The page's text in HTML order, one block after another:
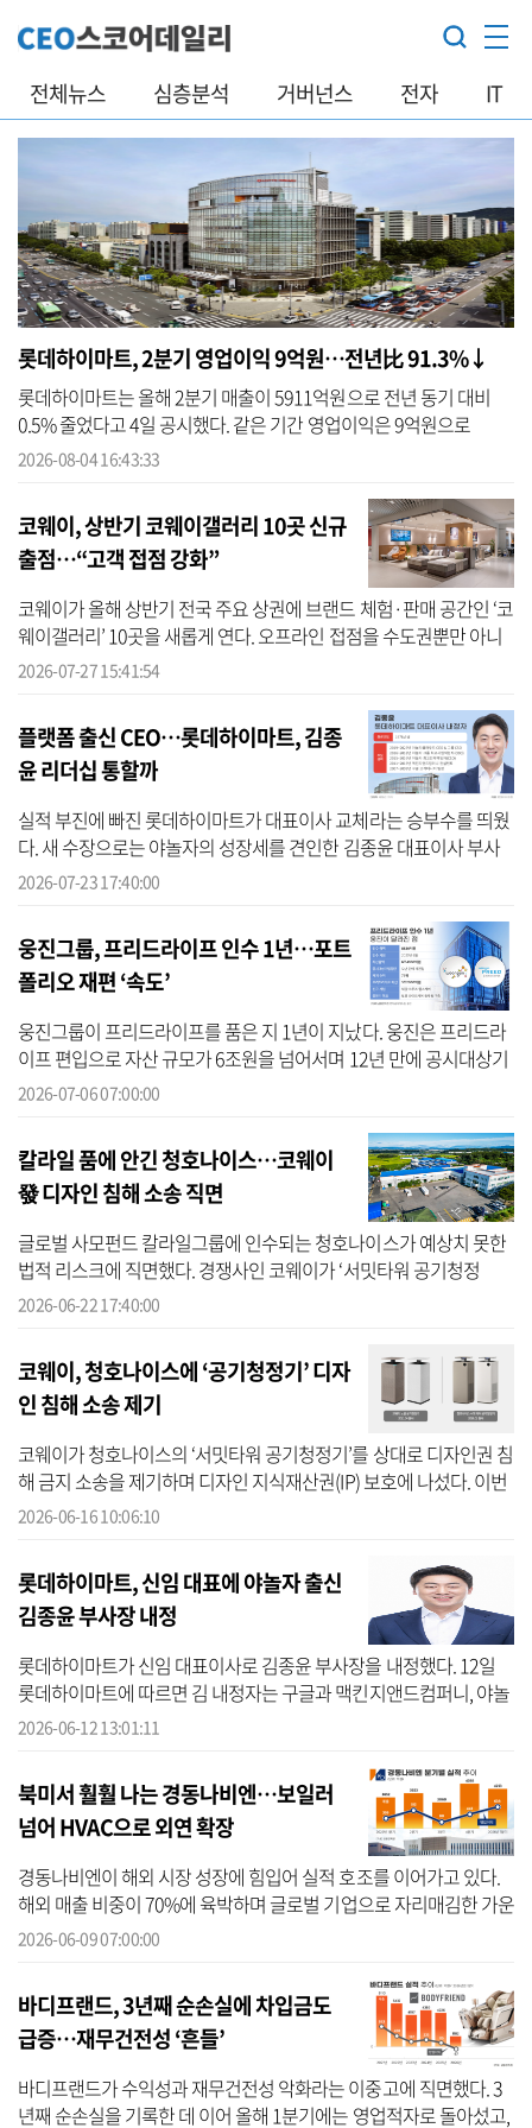
전체뉴스 심층분석 거버넌스 전자 IT
롯데하이마트, 2분기 영업이익 9억원…전년比 91.3%↓
롯데하이마트는 올해 2분기 매출이 5911억원으로 전년 동기 대비
0.5% 줄었다고 4일 공시했다. 같은 기간 영업이익은 9억원으로
91.3% 감소했다. 다만 지난해 2분기 일회성 요인으로 발생했던 부가
2026-08-04 16:43:33
코웨이, 상반기 코웨이갤러리 10곳 신규
출점…“고객 접점 강화”
코웨이가 올해 상반기 전국 주요 상권에 브랜드 체험·판매 공간인 ‘코
웨이갤러리’ 10곳을 새롭게 연다. 오프라인 접점을 수도권뿐만 아니
라 영남·호남 등 주요 거점 도시로 확대해 지역 고객과의 접점을 넓히
2026-07-27 15:41:54
플랫폼 출신 CEO…롯데하이마트, 김종
윤 리더십 통할까
실적 부진에 빠진 롯데하이마트가 대표이사 교체라는 승부수를 띄웠
다. 새 수장으로는 야놀자의 성장세를 견인한 김종윤 대표이사 부사
장이 내정됐다. 비(非)가전 출신인 김 내정자가 플랫폼 기업에서 쌓은
2026-07-23 17:40:00
웅진그룹, 프리드라이프 인수 1년…포트
폴리오 재편 ‘속도’
웅진그룹이 프리드라이프를 품은 지 1년이 지났다. 웅진은 프리드라
이프 편입으로 자산 규모가 6조원을 넘어서며 12년 만에 공시대상기
업집단에 재진입했다. 프리드라이프는 그룹의 새 캐시카우로 자리매
2026-07-06 07:00:00
칼라일 품에 안긴 청호나이스…코웨이
發 디자인 침해 소송 직면
글로벌 사모펀드 칼라일그룹에 인수되는 청호나이스가 예상치 못한
법적 리스크에 직면했다. 경쟁사인 코웨이가 ‘서밋타워 공기청정
기’를 상대로 디자인권 침해금지 소송을 제기하면서다. 업계에서는
2026-06-22 17:40:00
코웨이, 청호나이스에 ‘공기청정기’ 디자
인 침해 소송 제기
코웨이가 청호나이스의 ‘서밋타워 공기청정기’를 상대로 디자인권 침
해 금지 소송을 제기하며 디자인 지식재산권(IP) 보호에 나섰다. 이번
소송은 코웨이가 지난 1월 신설한 디자인 모니터링 태스크포스(TF)가
2026-06-16 10:06:10
롯데하이마트, 신임 대표에 야놀자 출신
김종윤 부사장 내정
롯데하이마트가 신임 대표이사로 김종윤 부사장을 내정했다. 12일
롯데하이마트에 따르면 김 내정자는 구글과 맥킨지앤드컴퍼니, 야놀
자 등에서 경력을 쌓으며 전략 수립, 마케팅, 신규 사업 개발 분야의 전
2026-06-12 13:01:11
북미서 훨훨 나는 경동나비엔…보일러
넘어 HVAC으로 외연 확장
경동나비엔이 해외 시장 성장에 힘입어 실적 호조를 이어가고 있다.
해외 매출 비중이 70%에 육박하며 글로벌 기업으로 자리매김한 가운
데 보일러 중심 사업을 넘어 냉난방·공조(HVAC)를 아우르는 종합 에
2026-06-09 07:00:00
바디프랜드, 3년째 순손실에 차입금도
급증…재무건전성 ‘흔들’
바디프랜드가 수익성과 재무건전성 악화라는 이중고에 직면했다. 3
년째 순손실을 기록한 데 이어 올해 1분기에는 영업적자로 돌아섰고,